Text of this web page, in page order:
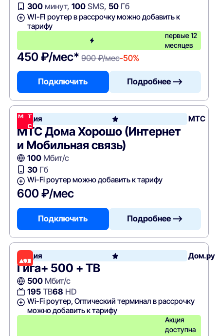
300минут, 100SMS, 50Гб
WI-FI роутер в рассрочку можно добавить к
тарифу
первые 12
месяцев
450 ₽/мес* 900 ₽/мес-50%
Подключить Подробнее —>
Акция МТС
МТС Дома Хорошо (Интернет
и Мобильная связь)
100Мбит/с
30Гб
Wi-Fi роутер можно добавить к тарифу
600 ₽/мес
Подключить Подробнее —>
Акция Дом.ру
Гига+ 500 + ТВ
500Мбит/с
195ТВ68 HD
Wi-Fi роутер, Оптический терминал в рассрочку
можно добавить к тарифу
Акция
доступна